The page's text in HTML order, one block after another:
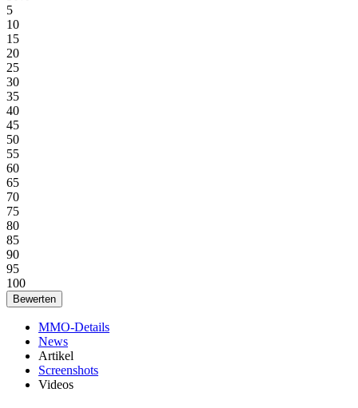
5
10
15
20
25
30
35
40
45
50
55
60
65
70
75
80
85
90
95
100
MMO-Details
News
Artikel
Screenshots
Videos